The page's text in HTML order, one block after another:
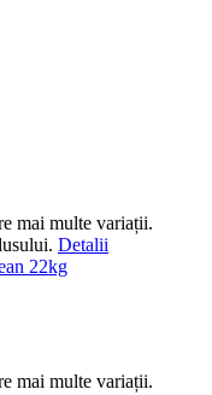
mai multe variații.
Detalii
mai multe variații.